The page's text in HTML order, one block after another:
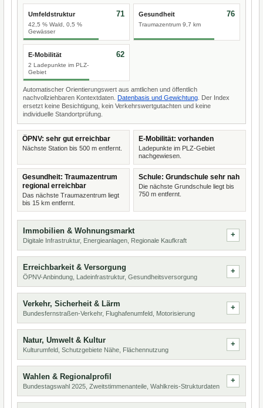
Umfeldstruktur
42,5 % Wald, 0,5 %
Gewässer
71 Gesundheit
Traumazentrum 9,7 km
76
E-Mobilität
2 Ladepunkte im PLZ-
Gebiet
62
Automatischer Orientierungswert aus amtlichen und öffentlich
nachvollziehbaren Kontextdaten. Datenbasis und Gewichtung . Der Index
ersetzt keine Besichtigung, kein Verkehrswertgutachten und keine
individuelle Standortprüfung.
ÖPNV: sehr gut erreichbar
Nächste Station bis 500 m entfernt.
E-Mobilität: vorhanden
Ladepunkte im PLZ-Gebiet
nachgewiesen.
Gesundheit: Traumazentrum
regional erreichbar
Das nächste Traumazentrum liegt
bis 15 km entfernt.
Schule: Grundschule sehr nah
Die nächste Grundschule liegt bis
750 m entfernt.
Immobilien & Wohnungsmarkt
Digitale Infrastruktur, Energieanlagen, Regionale Kaufkraft
Erreichbarkeit & Versorgung
ÖPNV-Anbindung, Ladeinfrastruktur, Gesundheitsversorgung
Verkehr, Sicherheit & Lärm
Bundesfernstraßen-Verkehr, Flughafenumfeld, Motorisierung
Natur, Umwelt & Kultur
Kulturumfeld, Schutzgebiete Nähe, Flächennutzung
Wahlen & Regionalprofil
Bundestagswahl 2025, Zweitstimmenanteile, Wahlkreis-Strukturdaten